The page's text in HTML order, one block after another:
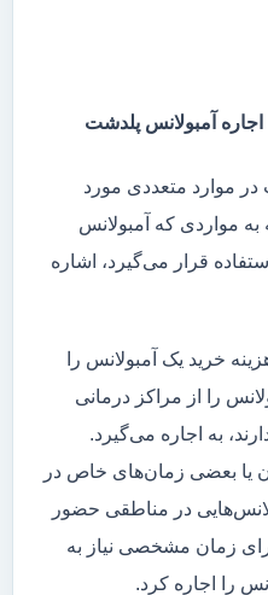
اجاره آمبولانس پلدشت
در موارد متعددی مورد
به مواردی که آمبولانس
قرار می‌گیرد، اشاره
خرید یک آمبولانس را
را از مراکز درمانی
به اجاره می‌گیرد.
یا بعضی زمان‌های خاص در
در مناطقی حضور
زمان مشخصی نیاز به
را اجاره کرد.